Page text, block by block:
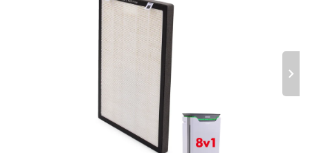
›